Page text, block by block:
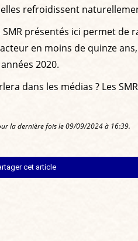
refroidissent
présentés ici permet de
en moins de quinze
2020.
dans les médias ? Les
la dernière fois le 09/09/2024 à 16:39.
cet article